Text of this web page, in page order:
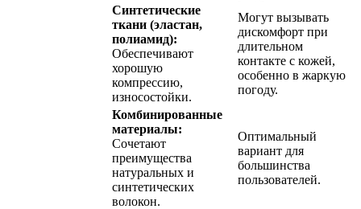
Синтетические
ткани (эластан,
полиамид):
Обеспечивают
хорошую
компрессию,
износостойки.
Могут вызывать
дискомфорт при
длительном
контакте с кожей,
особенно в жаркую
погоду.
Комбинированные
материалы:
Сочетают
преимущества
натуральных и
синтетических
волокон.
Оптимальный
вариант для
большинства
пользователей.